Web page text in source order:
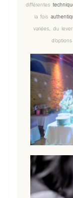
différentes
la fois
variées, du